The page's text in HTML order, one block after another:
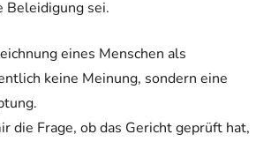
Beleidigung sei.
eines Menschen als
keine Meinung, sondern eine
die Frage, ob das Gericht geprüft hat,